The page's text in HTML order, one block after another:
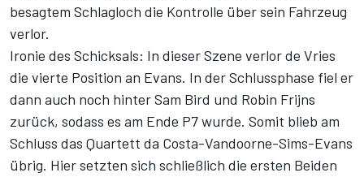
besagtem Schlagloch die Kontrolle über sein Fahrzeug
verlor.
Ironie des Schicksals: In dieser Szene verlor de Vries
die vierte Position an Evans. In der Schlussphase fiel er
dann auch noch hinter Sam Bird und Robin Frijns
zurück, sodass es am Ende P7 wurde. Somit blieb am
Schluss das Quartett da Costa-Vandoorne-Sims-Evans
übrig. Hier setzten sich schließlich die ersten Beiden